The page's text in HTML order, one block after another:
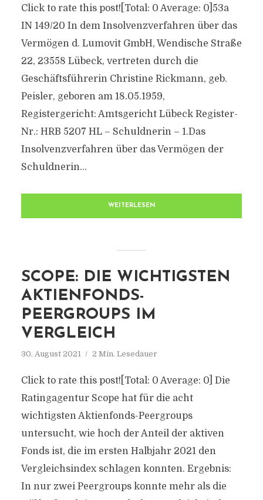
Click to rate this post![Total: 0 Average: 0]53a
IN 149/20 In dem Insolvenzverfahren über das
Vermögen d. Lumovit GmbH, Wendische Straße
22, 23558 Lübeck, vertreten durch die
Geschäftsführerin Christine Rickmann, geb.
Peisler, geboren am 18.05.1959,
Registergericht: Amtsgericht Lübeck Register-
Nr.: HRB 5207 HL – Schuldnerin – 1.Das
Insolvenzverfahren über das Vermögen der
Schuldnerin...
WEITERLESEN
SCOPE: DIE WICHTIGSTEN
AKTIENFONDS-
PEERGROUPS IM
VERGLEICH
30. August 2021 2 Min. Lesedauer
Click to rate this post![Total: 0 Average: 0] Die
Ratingagentur Scope hat für die acht
wichtigsten Aktienfonds-Peergroups
untersucht, wie hoch der Anteil der aktiven
Fonds ist, die im ersten Halbjahr 2021 den
Vergleichsindex schlagen konnten. Ergebnis:
In nur zwei Peergroups konnte mehr als die